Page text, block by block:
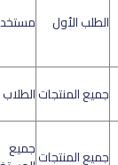
الطلب الأول
جميع المنتجاتالطلاب
جميع المنتجات جميع